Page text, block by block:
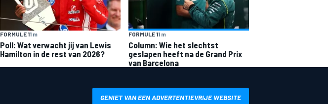
FORMULE 11 m
Poll: Wat verwacht jij van Lewis
Hamilton in de rest van 2026?
FORMULE 11 m
Column: Wie het slechtst
geslapen heeft na de Grand Prix
van Barcelona
GENIET VAN EEN ADVERTENTIEVRIJE WEBSITE